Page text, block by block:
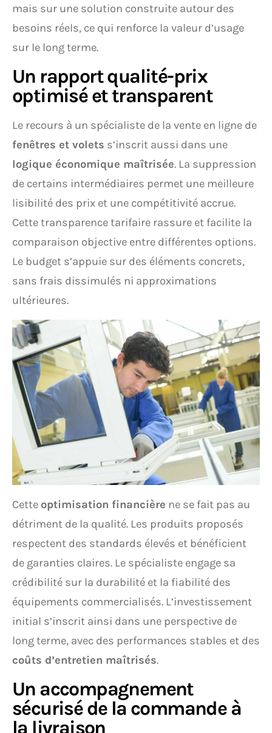
mais sur une solution construite autour des
besoins réels, ce qui renforce la valeur d’usage
sur le long terme.
Un rapport qualité-prix
optimisé et transparent
Le recours à un spécialiste de la vente en ligne de
fenêtres et volets s’inscrit aussi dans une
logique économique maîtrisée. La suppression
de certains intermédiaires permet une meilleure
lisibilité des prix et une compétitivité accrue.
Cette transparence tarifaire rassure et facilite la
comparaison objective entre différentes options.
Le budget s’appuie sur des éléments concrets,
sans frais dissimulés ni approximations
ultérieures.
Cette optimisation financière ne se fait pas au
détriment de la qualité. Les produits proposés
respectent des standards élevés et bénéficient
de garanties claires. Le spécialiste engage sa
crédibilité sur la durabilité et la fiabilité des
équipements commercialisés. L’investissement
initial s’inscrit ainsi dans une perspective de
long terme, avec des performances stables et des
coûts d’entretien maîtrisés.
Un accompagnement
sécurisé de la commande à
la livraison